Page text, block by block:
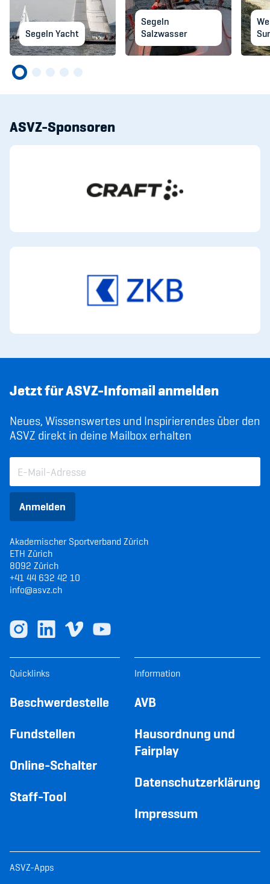
Segeln Yacht
Segeln
Salzwasser
ASVZ-Sponsoren
Jetzt für ASVZ-Infomail anmelden
Neues, Wissenswertes und Inspirierendes über den
ASVZ direkt in deine Mailbox erhalten
Anmelden
Akademischer Sportverband Zürich
ETH Zürich
8092 Zürich
+41 44 632 42 10
info@asvz.ch
Quicklinks
Beschwerdestelle
Fundstellen
Online-Schalter
Staff-Tool
Information
AVB
Hausordnung und
Fairplay
Datenschutzerklärung
Impressum
ASVZ-Apps